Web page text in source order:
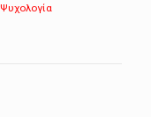
Ψυχολογία